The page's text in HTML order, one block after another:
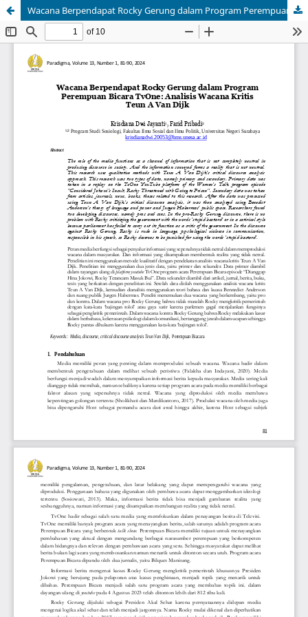
Wacana Berpendapat Rocky Gerung dalam Program Perempuan Bicara TvOne: Analisis Wacana Kritis Teun A Van Dijk